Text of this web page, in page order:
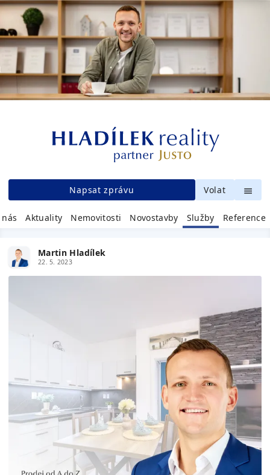
Napsat zprávu Volat
Aktuality Nemovitosti Novostavby Služby Reference
Martin Hladílek
22. 5. 2023